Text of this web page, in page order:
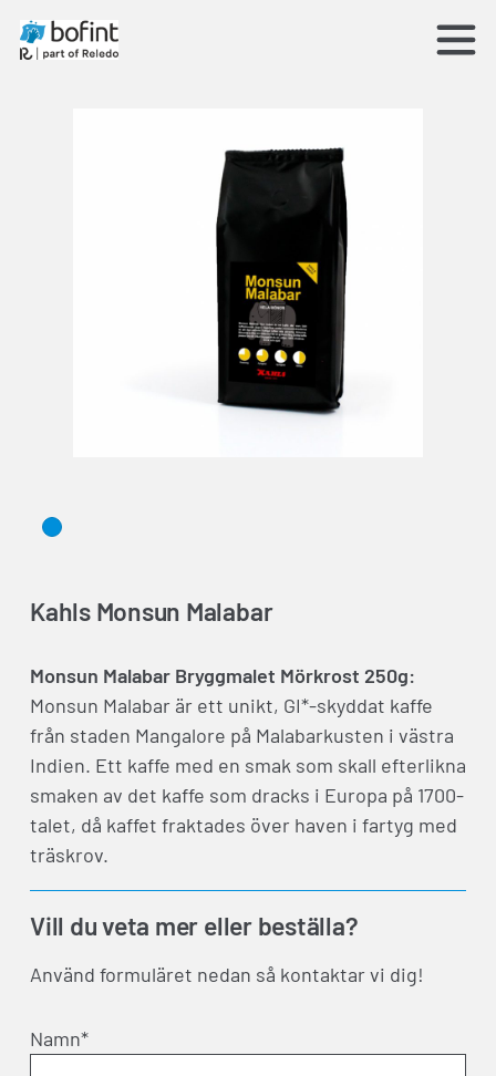
Kahls Monsun Malabar
Monsun Malabar Bryggmalet Mörkrost 250g:
Monsun Malabar är ett unikt, GI*-skyddat kaffe
från staden Mangalore på Malabarkusten i västra
Indien. Ett kaffe med en smak som skall efterlikna
smaken av det kaffe som dracks i Europa på 1700-
talet, då kaffet fraktades över haven i fartyg med
träskrov.
Vill du veta mer eller beställa?
Använd formuläret nedan så kontaktar vi dig!
Namn*